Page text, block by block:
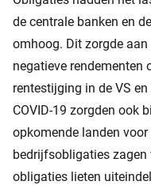
de centrale banken en
omhoog. Dit zorgde
negatieve rendementen
rentestijging in de VS
COVID-19 zorgden ook
opkomende landen
bedrijfsobligaties zagen
obligaties lieten